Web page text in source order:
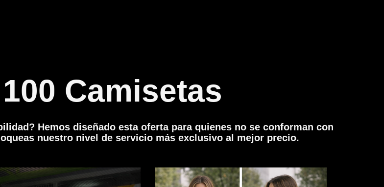
Camisetas
Hemos diseñado esta oferta para quienes no se conforman con
nuestro nivel de servicio más exclusivo al mejor precio.